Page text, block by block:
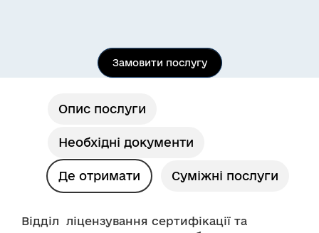
Замовити послугу
Опис послуги
Необхідні документи
Де отримати Суміжні послуги
Відділ  ліцензування сертифікації та